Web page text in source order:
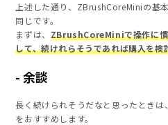
上述した通り、ZBrushCoreMiniの基
同じです。
まずは、 ZBrushCoreMiniで操作に慣
して、続けれらそうであれば購入を検
余談
長く続けられそうだなと思ったとき
をおすすめします。